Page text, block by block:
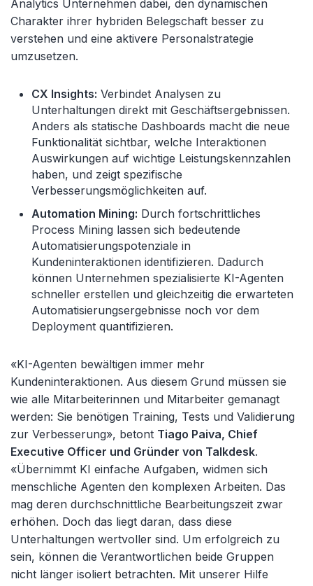
Analytics Unternehmen dabei, den dynamischen
Charakter ihrer hybriden Belegschaft besser zu
verstehen und eine aktivere Personalstrategie
umzusetzen.
CX Insights: Verbindet Analysen zu
Unterhaltungen direkt mit Geschäftsergebnissen.
Anders als statische Dashboards macht die neue
Funktionalität sichtbar, welche Interaktionen
Auswirkungen auf wichtige Leistungskennzahlen
haben, und zeigt spezifische
Verbesserungsmöglichkeiten auf.
Automation Mining: Durch fortschrittliches
Process Mining lassen sich bedeutende
Automatisierungspotenziale in
Kundeninteraktionen identifizieren. Dadurch
können Unternehmen spezialisierte KI-Agenten
schneller erstellen und gleichzeitig die erwarteten
Automatisierungsergebnisse noch vor dem
Deployment quantifizieren.
«KI-Agenten bewältigen immer mehr
Kundeninteraktionen. Aus diesem Grund müssen sie
wie alle Mitarbeiterinnen und Mitarbeiter gemanagt
werden: Sie benötigen Training, Tests und Validierung
zur Verbesserung», betont Tiago Paiva, Chief
Executive Officer und Gründer von Talkdesk.
«Übernimmt KI einfache Aufgaben, widmen sich
menschliche Agenten den komplexen Arbeiten. Das
mag deren durchschnittliche Bearbeitungszeit zwar
erhöhen. Doch das liegt daran, dass diese
Unterhaltungen wertvoller sind. Um erfolgreich zu
sein, können die Verantwortlichen beide Gruppen
nicht länger isoliert betrachten. Mit unserer Hilfe